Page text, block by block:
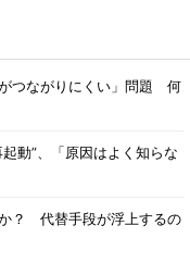
つながりにくい」問題 何
動”、「原因はよく知らな
？ 代替手段が浮上するの